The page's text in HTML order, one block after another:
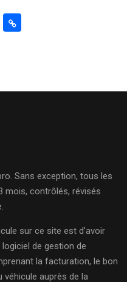
Sans exception, tous les
mois, contrôlés, révisés
sur ce site est d’avoir
de gestion de
la facturation, le bon
véhicule auprès de la